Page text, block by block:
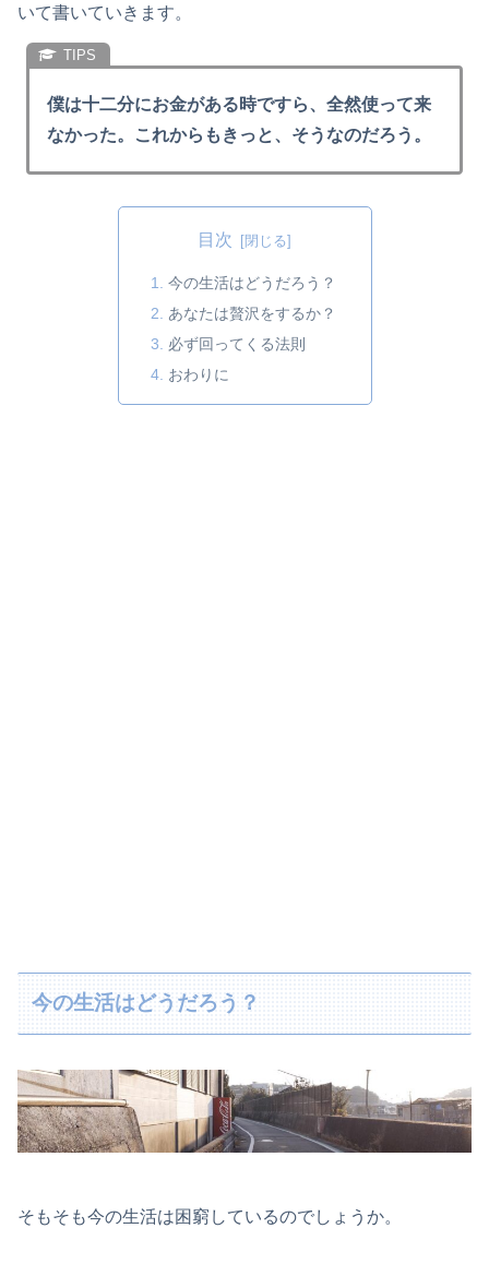
いて書いていきます。
僕は十二分にお金がある時ですら、全然使って来
なかった。これからもきっと、そうなのだろう。
目次
今の生活はどうだろう？
あなたは贅沢をするか？
必ず回ってくる法則
おわりに
今の生活はどうだろう？
そもそも今の生活は困窮しているのでしょうか。